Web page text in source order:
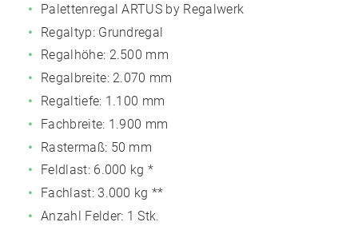
Palettenregal ARTUS by Regalwerk
Regaltyp: Grundregal
Regalhöhe: 2.500 mm
Regalbreite: 2.070 mm
Regaltiefe: 1.100 mm
Fachbreite: 1.900 mm
Rastermaß: 50 mm
Feldlast: 6.000 kg *
Fachlast: 3.000 kg **
Anzahl Felder: 1 Stk.